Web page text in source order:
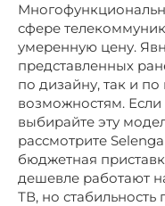
сфере
умеренную цену.
представленных
по дизайну, так и
возможностям. Если
выбирайте эту
рассмотрите
бюджетная
дешевле работают
ТВ, но стабильность